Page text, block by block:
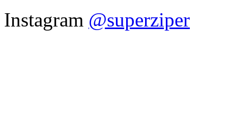
Instagram @superziper